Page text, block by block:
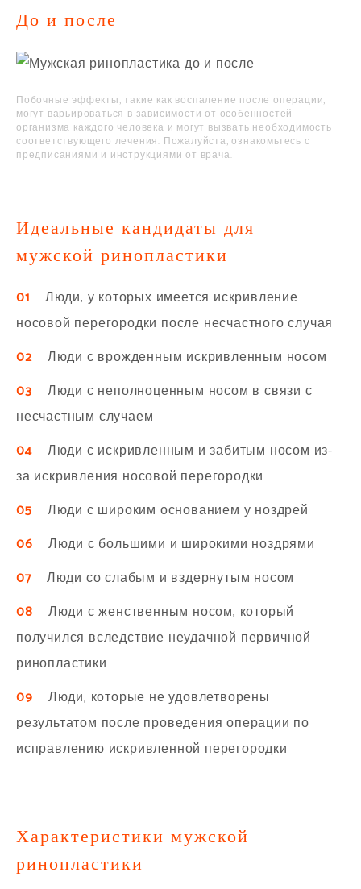
До и после
Побочные эффекты, такие как воспаление после операции,
могут варьироваться в зависимости от особенностей
организма каждого человека и могут вызвать необходимость
соответствующего лечения. Пожалуйста, ознакомьтесь с
предписаниями и инструкциями от врача.
Идеальные кандидаты для
мужской ринопластики
01 Люди, у которых имеется искривление
носовой перегородки после несчастного случая
02Люди с врожденным искривленным носом
03 Люди с неполноценным носом в связи с
несчастным случаем
04Люди с искривленным и забитым носом из-
за искривления носовой перегородки
05 Люди с широким основанием у ноздрей
06 Люди с большими и широкими ноздрями
07Люди со слабым и вздернутым носом
08 Люди с женственным носом, который
получился вследствие неудачной первичной
ринопластики
09 Люди, которые не удовлетворены
результатом после проведения операции по
исправлению искривленной перегородки
Характеристики мужской
ринопластики